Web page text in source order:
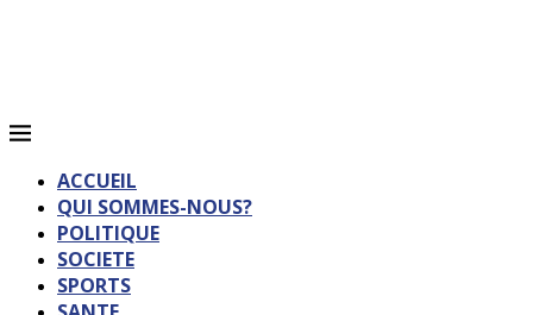
ACCUEIL
QUI SOMMES-NOUS?
POLITIQUE
SOCIETE
SPORTS